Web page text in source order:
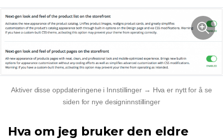
Aktiver disse oppdateringene i Innstillinger → Hva er nytt for å se
siden for nye designinnstillinger
Hva om jeg bruker den eldre